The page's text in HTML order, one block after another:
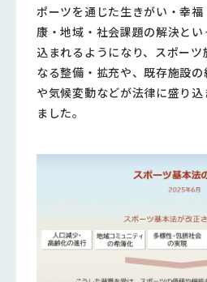
ポーツを通じた生きがい・幸
康・地域・社会課題の解決と
込まれるようになり、スポー
なる整備・拡充や、既存施設
や気候変動などが法律に盛り
ました。